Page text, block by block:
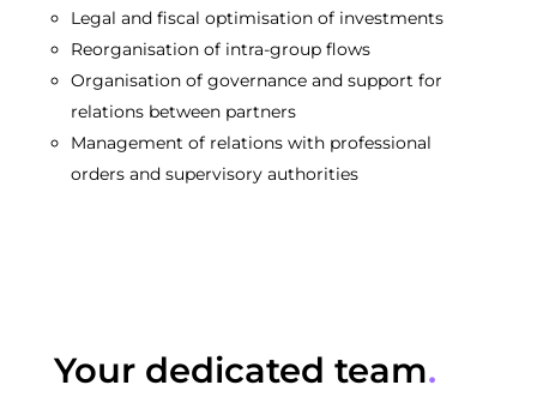
Legal and fiscal optimisation of investments
Reorganisation of intra-group flows
Organisation of governance and support for
relations between partners
Management of relations with professional
orders and supervisory authorities
Your dedicated team.